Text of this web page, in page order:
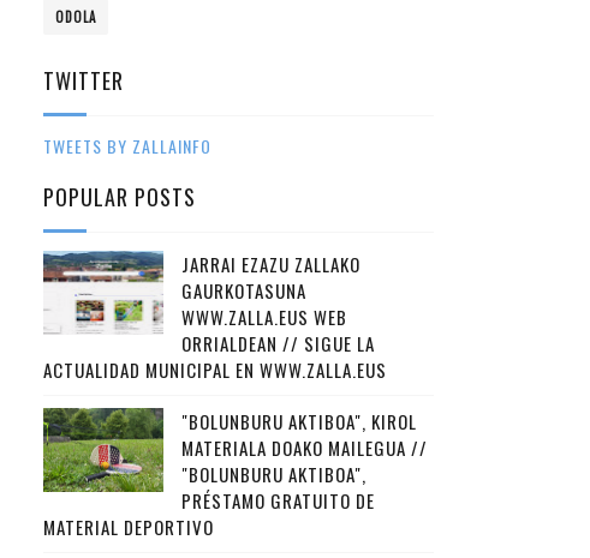
ODOLA
TWITTER
TWEETS BY ZALLAINFO
POPULAR POSTS
JARRAI EZAZU ZALLAKO
GAURKOTASUNA
WWW.ZALLA.EUS WEB
ORRIALDEAN // SIGUE LA
ACTUALIDAD MUNICIPAL EN WWW.ZALLA.EUS
"BOLUNBURU AKTIBOA", KIROL
MATERIALA DOAKO MAILEGUA //
"BOLUNBURU AKTIBOA",
PRÉSTAMO GRATUITO DE
MATERIAL DEPORTIVO